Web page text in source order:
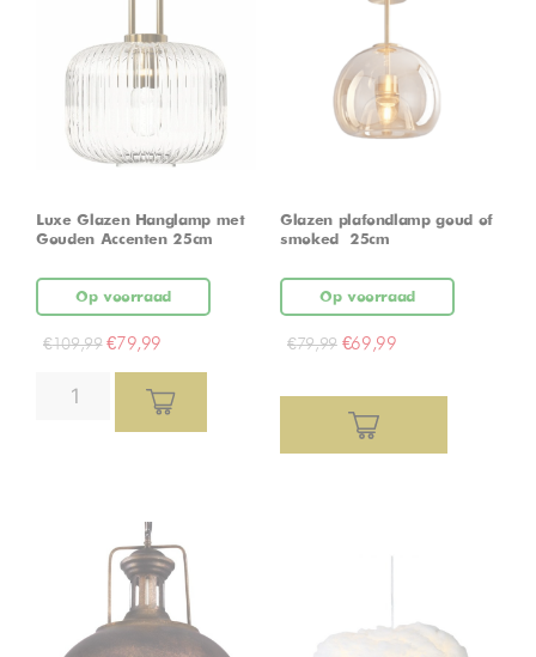
Luxe Glazen Hanglamp met
Gouden Accenten 25cm
Op voorraad
€109,99 €79,99
Glazen plafondlamp goud of
smoked – 25cm
Op voorraad
€79,99 €69,99